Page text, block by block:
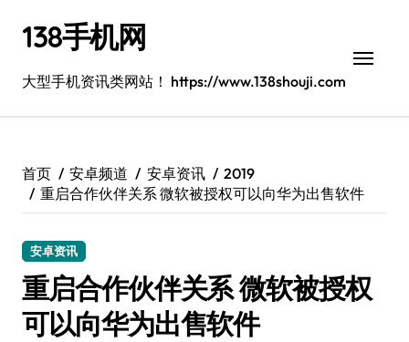
138手机网
大型手机资讯类网站！ https://www.138shouji.com
首页 安卓频道 安卓资讯
2019
重启合作伙伴关系 微软被授权可以向华为出售软件
安卓资讯
重启合作伙伴关系 微软被授权
可以向华为出售软件